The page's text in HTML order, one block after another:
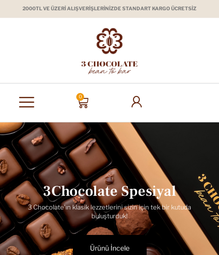
2000TL VE ÜZERİ ALIŞVERİŞLERİNİZDE STANDART KARGO ÜCRETSİZ
0
3Chocolate Spesiyal
3 Chocolate’ın klasik lezzetlerini sizin için tek bir kutuda
buluşturduk!
Ürünü İncele